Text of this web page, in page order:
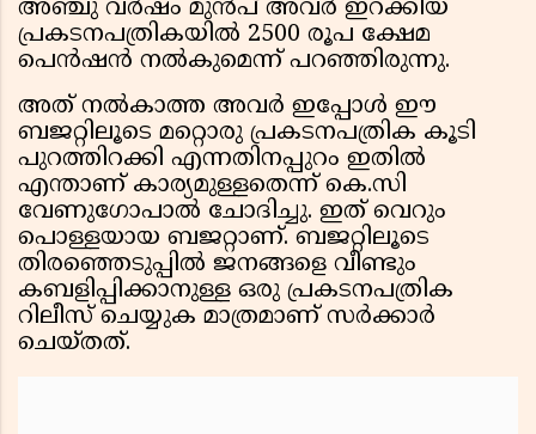
അഞ്ചു വർഷം മുൻപ് അവർ ഇറക്കിയ
പ്രകടനപത്രികയിൽ 2500 രൂപ ക്ഷേമ
പെൻഷൻ നൽകുമെന്ന് പറഞ്ഞിരുന്നു.
അത് നൽകാത്ത അവർ ഇപ്പോൾ ഈ
ബജറ്റിലൂടെ മറ്റൊരു പ്രകടനപത്രിക കൂടി
പുറത്തിറക്കി എന്നതിനപ്പുറം ഇതിൽ
എന്താണ് കാര്യമുള്ളതെന്ന് കെ.സി
വേണുഗോപാൽ ചോദിച്ചു. ഇത് വെറും
പൊള്ളയായ ബജറ്റാണ്. ബജറ്റിലൂടെ
തിരഞ്ഞെടുപ്പിൽ ജനങ്ങളെ വീണ്ടും
കബളിപ്പിക്കാനുള്ള ഒരു പ്രകടനപത്രിക
റിലീസ് ചെയ്യുക മാത്രമാണ് സർക്കാർ
ചെയ്തത്.